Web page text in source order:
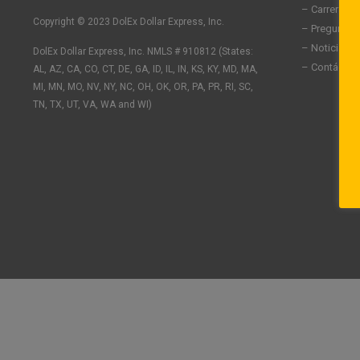
k
d
i
n
-
e
o
o
k
-
t
g
r
a
Copyright © 2023 DolEx Dollar Express, Inc.
DolEx Dollar Express, Inc. NMLS # 910812 (States:
AL, AZ, CA, CO, CT, DE, GA, ID, IL, IN, KS, KY, MD, MA,
MI, MN, MO, NV, NY, NC, OH, OK, OR, PA, PR, RI, SC,
TN, TX, UT, VA, WA and WI)
– Carreras
–
– Noticias
–